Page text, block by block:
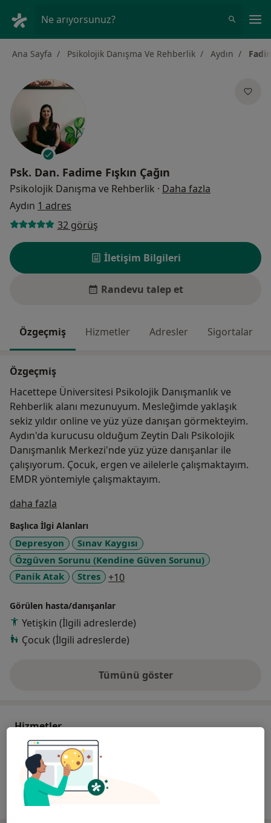
Ne arıyorsunuz?
Ana Sayfa Psikolojik Danışma Ve Rehberlik Aydın
Psk. Dan. Fadime Fışkın Çağın
Psikolojik Danışma ve Rehberlik · Daha fazla
Aydın 1 adres
32 görüş
İletişim Bilgileri
Randevu talep et
Özgeçmiş Hizmetler Adresler Sigortalar
Özgeçmiş
Hacettepe Üniversitesi Psikolojik Danışmanlık ve
Rehberlik alanı mezunuyum. Mesleğimde yaklaşık
sekiz yıldır online ve yüz yüze danışan görmekteyim.
Aydın'da kurucusu olduğum Zeytin Dalı Psikolojik
Danışmanlık Merkezi'nde yüz yüze danışanlar ile
çalışıyorum. Çocuk, ergen ve ailelerle çalışmaktayım.
EMDR yöntemiyle çalışmaktayım.
daha fazla
Başlıca İlgi Alanları
Depresyon
Sınav Kaygısı
Özgüven Sorunu (Kendine Güven Sorunu)
Panik Atak
Stres +10a11y_sr_more_diseases
Görülen hasta/danışanlar
Yetişkin (İlgili adreslerde)
Çocuk (İlgili adreslerde)
Tümünü gösterdeneyim hakkında
Hizmetler
Henüz bir hizmet eklenmedi
Bu hekim/uzman, henüz verdiği hizmetlere dair bir
bilgi girişi yapmadı.